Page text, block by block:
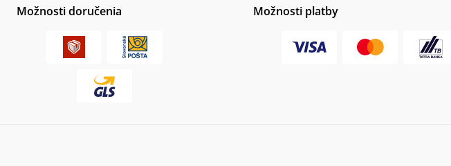
Možnosti doručenia Možnosti platby